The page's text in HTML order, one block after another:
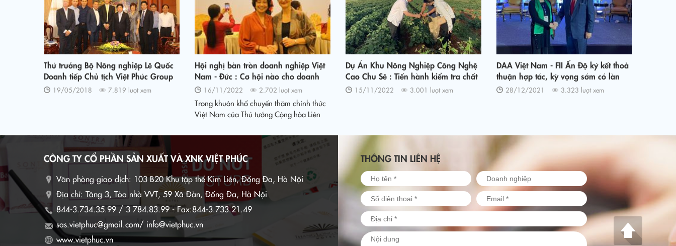
Thứ trưởng Bộ Nông nghiệp Lê Quốc
Doanh tiếp Chủ tịch Việt Phúc Group
và Tập đoàn Công nghệ, năng lượng
19/05/2018 7.819 lượt xem
Hội nghị bàn tròn doanh nghiệp Việt
Nam - Đức : Cơ hội nào cho doanh
nghiệp Việt đứng trước suy thoái kinh
tế toàn cầu?
16/11/2022 2.702 lượt xem
Trong khuôn khổ chuyến thăm chính thức
Việt Nam của Thủ tướng Cộng hòa Liên
nghị bàn tròn doanh nghiệp Việt Nam -
Đức đã diễn ra dưới sự chủ trì của Thủ
tướng Chính phủ Phạm Minh Chính và Thủ
tướng Đức Olaf Scholz. Việt Phúc Group
tham gia với vai trò tiên phong trong lĩnh
vực nông nghiệp công nghệ cao, tìm kiếm
cơ hội hợp tác với các doanh nghiệp Đức.
Dự Án Khu Nông Nghiệp Công Nghệ
Cao Chư Sê : Tiến hành kiểm tra chất
lượng mã vùng trồng khoai lang
15/11/2022 3.001 lượt xem
DAA Việt Nam - FII Ấn Độ ký kết thoả
thuận hợp tác, kỳ vọng sớm có làn
sóng đầu tư mới
28/12/2021 3.323 lượt xem
CÔNG TY CỔ PHẦN SẢN XUẤT VÀ XNK VIỆT PHÚC
Văn phòng giao dịch: 103 B20 Khu tập thể Kim Liên, Đống Đa, Hà Nội
Địa chỉ: Tầng 3, Tòa nhà VVT, 59 Xã Đàn, Đống Đa, Hà Nội
844-3.734.35.99 / 3 784.83.99 - Fax:844-3.733.21.49
sas.vietphuc@gmail.com/ info@vietphuc.vn
www.vietphuc.vn
THÔNG TIN LIÊN HỆ